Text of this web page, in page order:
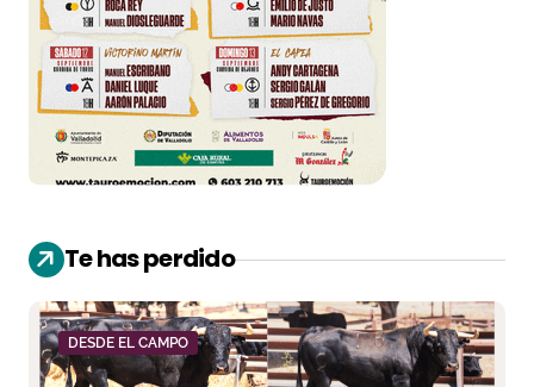
Te has perdido
DESDE EL CAMPO